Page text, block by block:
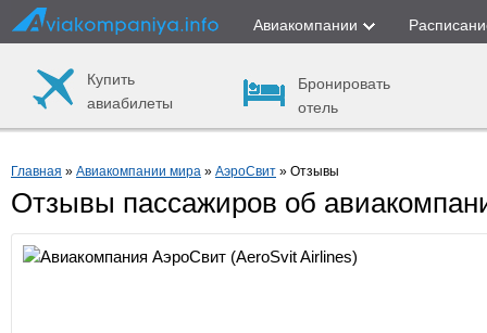
Авиакомпании
Купить
авиабилеты
Бронировать
отель
Главная » Авиакомпании мира » АэроСвит » Отзывы
Отзывы пассажиров об